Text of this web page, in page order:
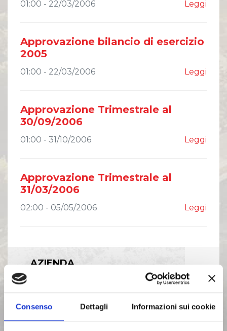
Consenso Dettagli Informazioni sui cookie
01:00 - 22/03/2006 Leggi
Approvazione bilancio di esercizio
2005
01:00 - 22/03/2006 Leggi
Approvazione Trimestrale al
30/09/2006
01:00 - 31/10/2006 Leggi
Approvazione Trimestrale al
31/03/2006
02:00 - 05/05/2006 Leggi
AZIENDA
INVESTOR RELATIONS